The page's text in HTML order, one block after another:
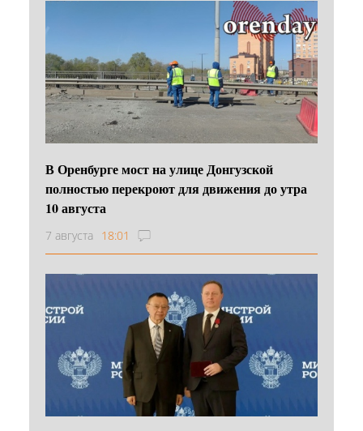
В Оренбурге мост на улице Донгузской
полностью перекроют для движения до утра
10 августа
7 августа 18:01